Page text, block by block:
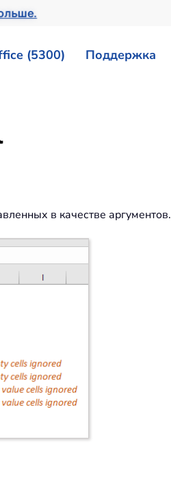
(5300) Поддержка
в качестве аргументов.